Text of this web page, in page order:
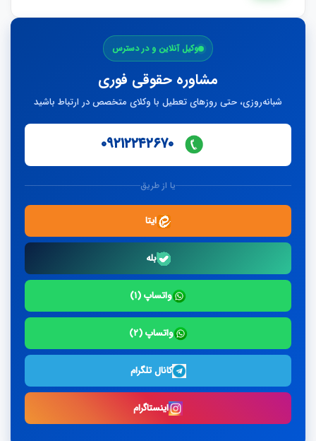
وکیل آنلاین و در دسترس
مشاوره حقوقی فوری
شبانه‌روزی، حتی روزهای تعطیل با وکلای متخصص در ارتباط باشید
۰۹۲۱۲۲۴۲۶۷۰
یا از طریق
ایتا
بله
واتساپ (۱)
واتساپ (۲)
کانال تلگرام
اینستاگرام